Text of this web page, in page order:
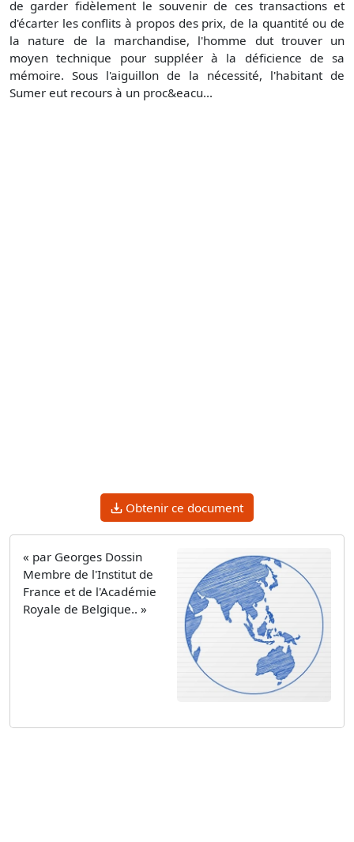
de garder fidèlement le souvenir de ces transactions et
d'écarter les conflits à propos des prix, de la quantité ou de
la nature de la marchandise, l'homme dut trouver un
moyen technique pour suppléer à la déficience de sa
mémoire. Sous l'aiguillon de la nécessité, l'habitant de
Sumer eut recours à un proc&eacu...
Obtenir ce document
« par Georges Dossin
Membre de l'Institut de
France et de l'Académie
Royale de Belgique.. »